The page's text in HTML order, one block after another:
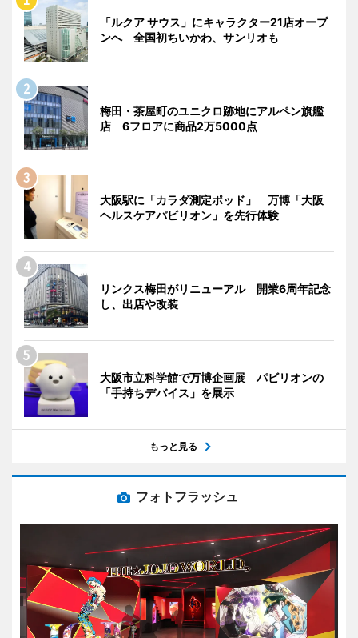
「ルクア サウス」にキャラクター21店オープ
ンへ 全国初ちいかわ、サンリオも
梅田・茶屋町のユニクロ跡地にアルペン旗艦
店 6フロアに商品2万5000点
大阪駅に「カラダ測定ポッド」 万博「大阪
ヘルスケアパビリオン」を先行体験
リンクス梅田がリニューアル 開業6周年記念
し、出店や改装
大阪市立科学館で万博企画展 パビリオンの
「手持ちデバイス」を展示
もっと見る
フォトフラッシュ